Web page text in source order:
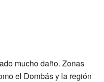
mucho daño. Zonas
el Dombás y la región